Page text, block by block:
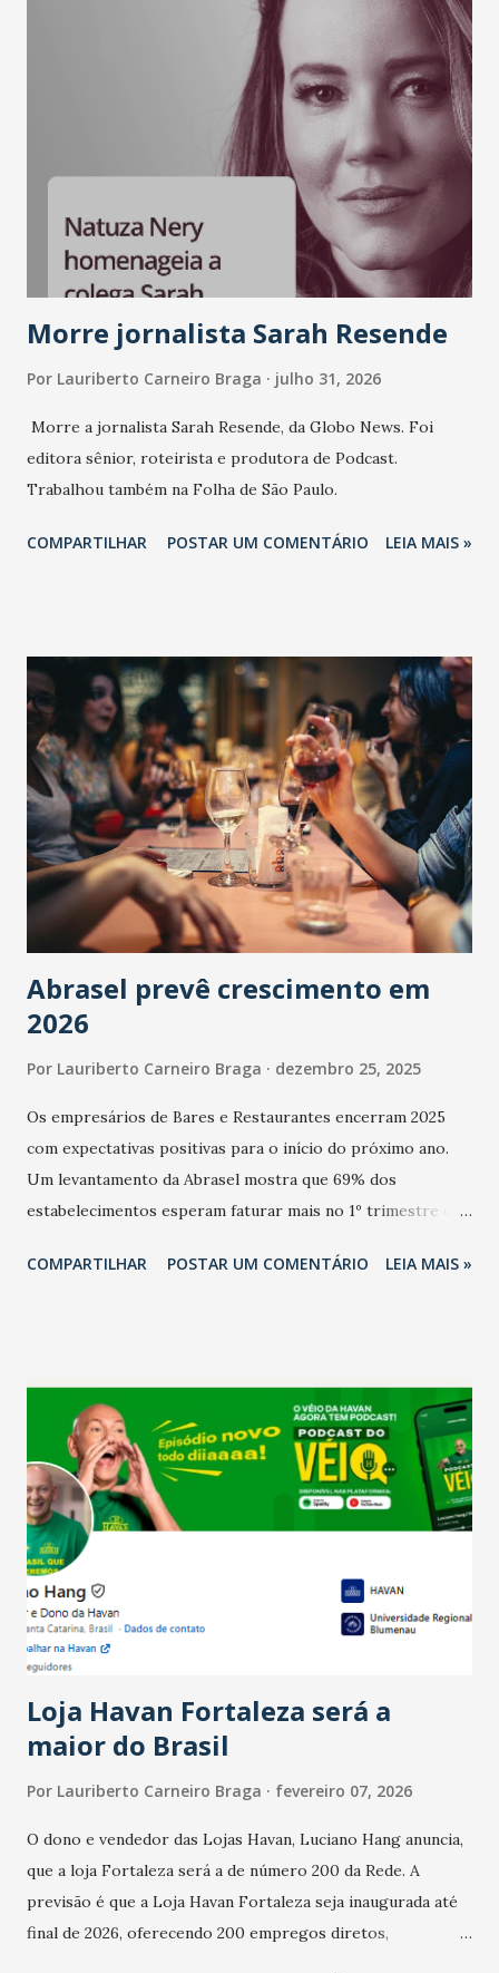
LinkedIn, VISA, Grupo 3corações, TikTok e M. Dias Branco.
A nova edição chega em um momento em que autenticidade
e consistência ganham peso nas conversas sobre marca,
liderança e estratégia. - Vivemos um momento em que todo
mundo fala muito e poucos entregam de verdade. O NM2B
sempre existiu para dar palco a quem constrói com
consistência, e nesta edição isso fica ainda mais claro.
Vamos reforçar que ser genuíno sustenta a confiança entre
marcas, pessoas e mercado", afirma Tamires So...
Morre jornalista Sarah Resende
Por Lauriberto Carneiro Braga julho 31, 2026
Morre a jornalista Sarah Resende, da Globo News. Foi
editora sênior, roteirista e produtora de Podcast.
Trabalhou também na Folha de São Paulo.
COMPARTILHAR POSTAR UM COMENTÁRIO LEIA MAIS »
Abrasel prevê crescimento em
2026
Por Lauriberto Carneiro Braga dezembro 25, 2025
Os empresários de Bares e Restaurantes encerram 2025
com expectativas positivas para o início do próximo ano.
Um levantamento da Abrasel mostra que 69% dos
estabelecimentos esperam faturar mais no 1º trimestre de
relação ao último trimestre deste ano, 56% também
confraternizações de fim de ano e pelo pagamento do 13º
Salário para um número maior de trabalhadores, já que o
país tem a menor taxa de desemprego dos anos recentes.
Ainda segundo a Pesquisa, em novembro de 2025, 40% dos
bares e restaurantes operaram com lucro e outros 40%
registraram equilíbrio financeiro. Já o percentual de
estabelecimentos no prejuízo ficou em 19%, pouco abaixo
do observado no mês anterior. Outros 1% não existiam em
novembro. Em relação a outubro, o faturamento também
cresceu. De acordo com a pesquisa, 44% dos n...
COMPARTILHAR POSTAR UM COMENTÁRIO LEIA MAIS »
Loja Havan Fortaleza será a
maior do Brasil
Por Lauriberto Carneiro Braga fevereiro 07, 2026
O dono e vendedor das Lojas Havan, Luciano Hang anuncia,
que a loja Fortaleza será a de número 200 da Rede. A
previsão é que a Loja Havan Fortaleza seja inaugurada até
final de 2026, oferecendo 200 empregos diretos,